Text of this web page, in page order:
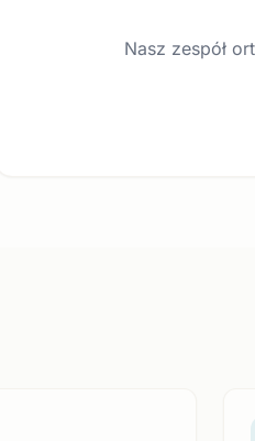
Nasz zespół